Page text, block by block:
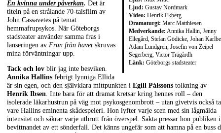
Ljud: Gustav Nordmark
Video: Henrik Ekberg
Dramaturgi: Marc Matthiesen
Medverkande: Annika Hallin, Jenny
Ellegård, Stefan Gödicke, Johan
Adam Lundgren, Josefin von Zeipel
Segerberg, Victor Trägårdh
Länk: Göteborgs stadsteater
En kvinna under påverkan. Det är
titeln på en strålande 70-talsfilm av
John Cassavetes på temat
hemmafrupsykos. När Göteborgs
stadsteater använder samma fras i
lanseringen av Frun från havet skruvas
mina förväntningar upp.
Tack och lov blir jag inte besviken.
Annika Hallins febrigt lynniga Ellida
är sin egen, och den självklara mittpunkten i Egill Pálssons tolkning av
Henrik Ibsen. Inte bara för att dramat kretsar kring hennes roll – den
isolerade läkarhustrun på väg mot psykosgenombrott – utan givetvis också
vare Hallins eminenta skådespeleri. Hon lyfter varje scen med sin lågmälda
intensitet och säkrar varje utbrott från överspel. Sakta pressar hon publiken
bevittnandet av ett sönderfall. Det känns ungefär som att hamna på en buss